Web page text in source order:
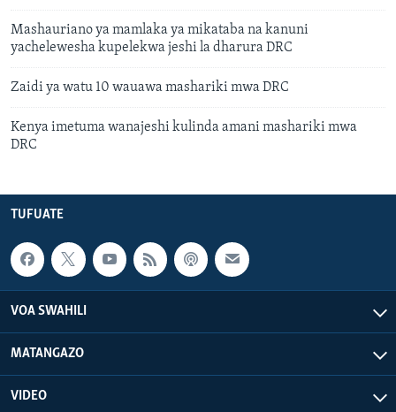
Mashauriano ya mamlaka ya mikataba na kanuni
yachelewesha kupelekwa jeshi la dharura DRC
Zaidi ya watu 10 wauawa mashariki mwa DRC
Kenya imetuma wanajeshi kulinda amani mashariki mwa
DRC
TUFUATE
VOA SWAHILI
MATANGAZO
VIDEO